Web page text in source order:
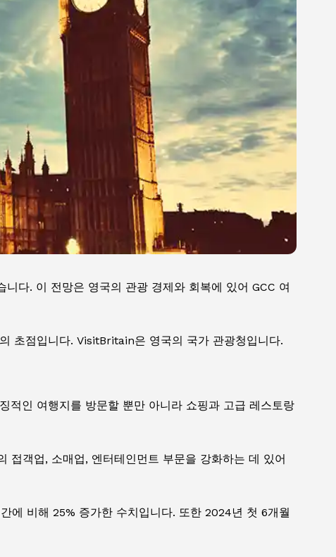
다. 이 전망은 영국의 관광 경제와 회복에 있어 GCC 여
초점입니다. VisitBritain은 영국의 국가 관광청입니다.
적인 여행지를 방문할 뿐만 아니라 쇼핑과 고급 레스토랑
접객업, 소매업, 엔터테인먼트 부문을 강화하는 데 있어
에 비해 25% 증가한 수치입니다. 또한 2024년 첫 6개월